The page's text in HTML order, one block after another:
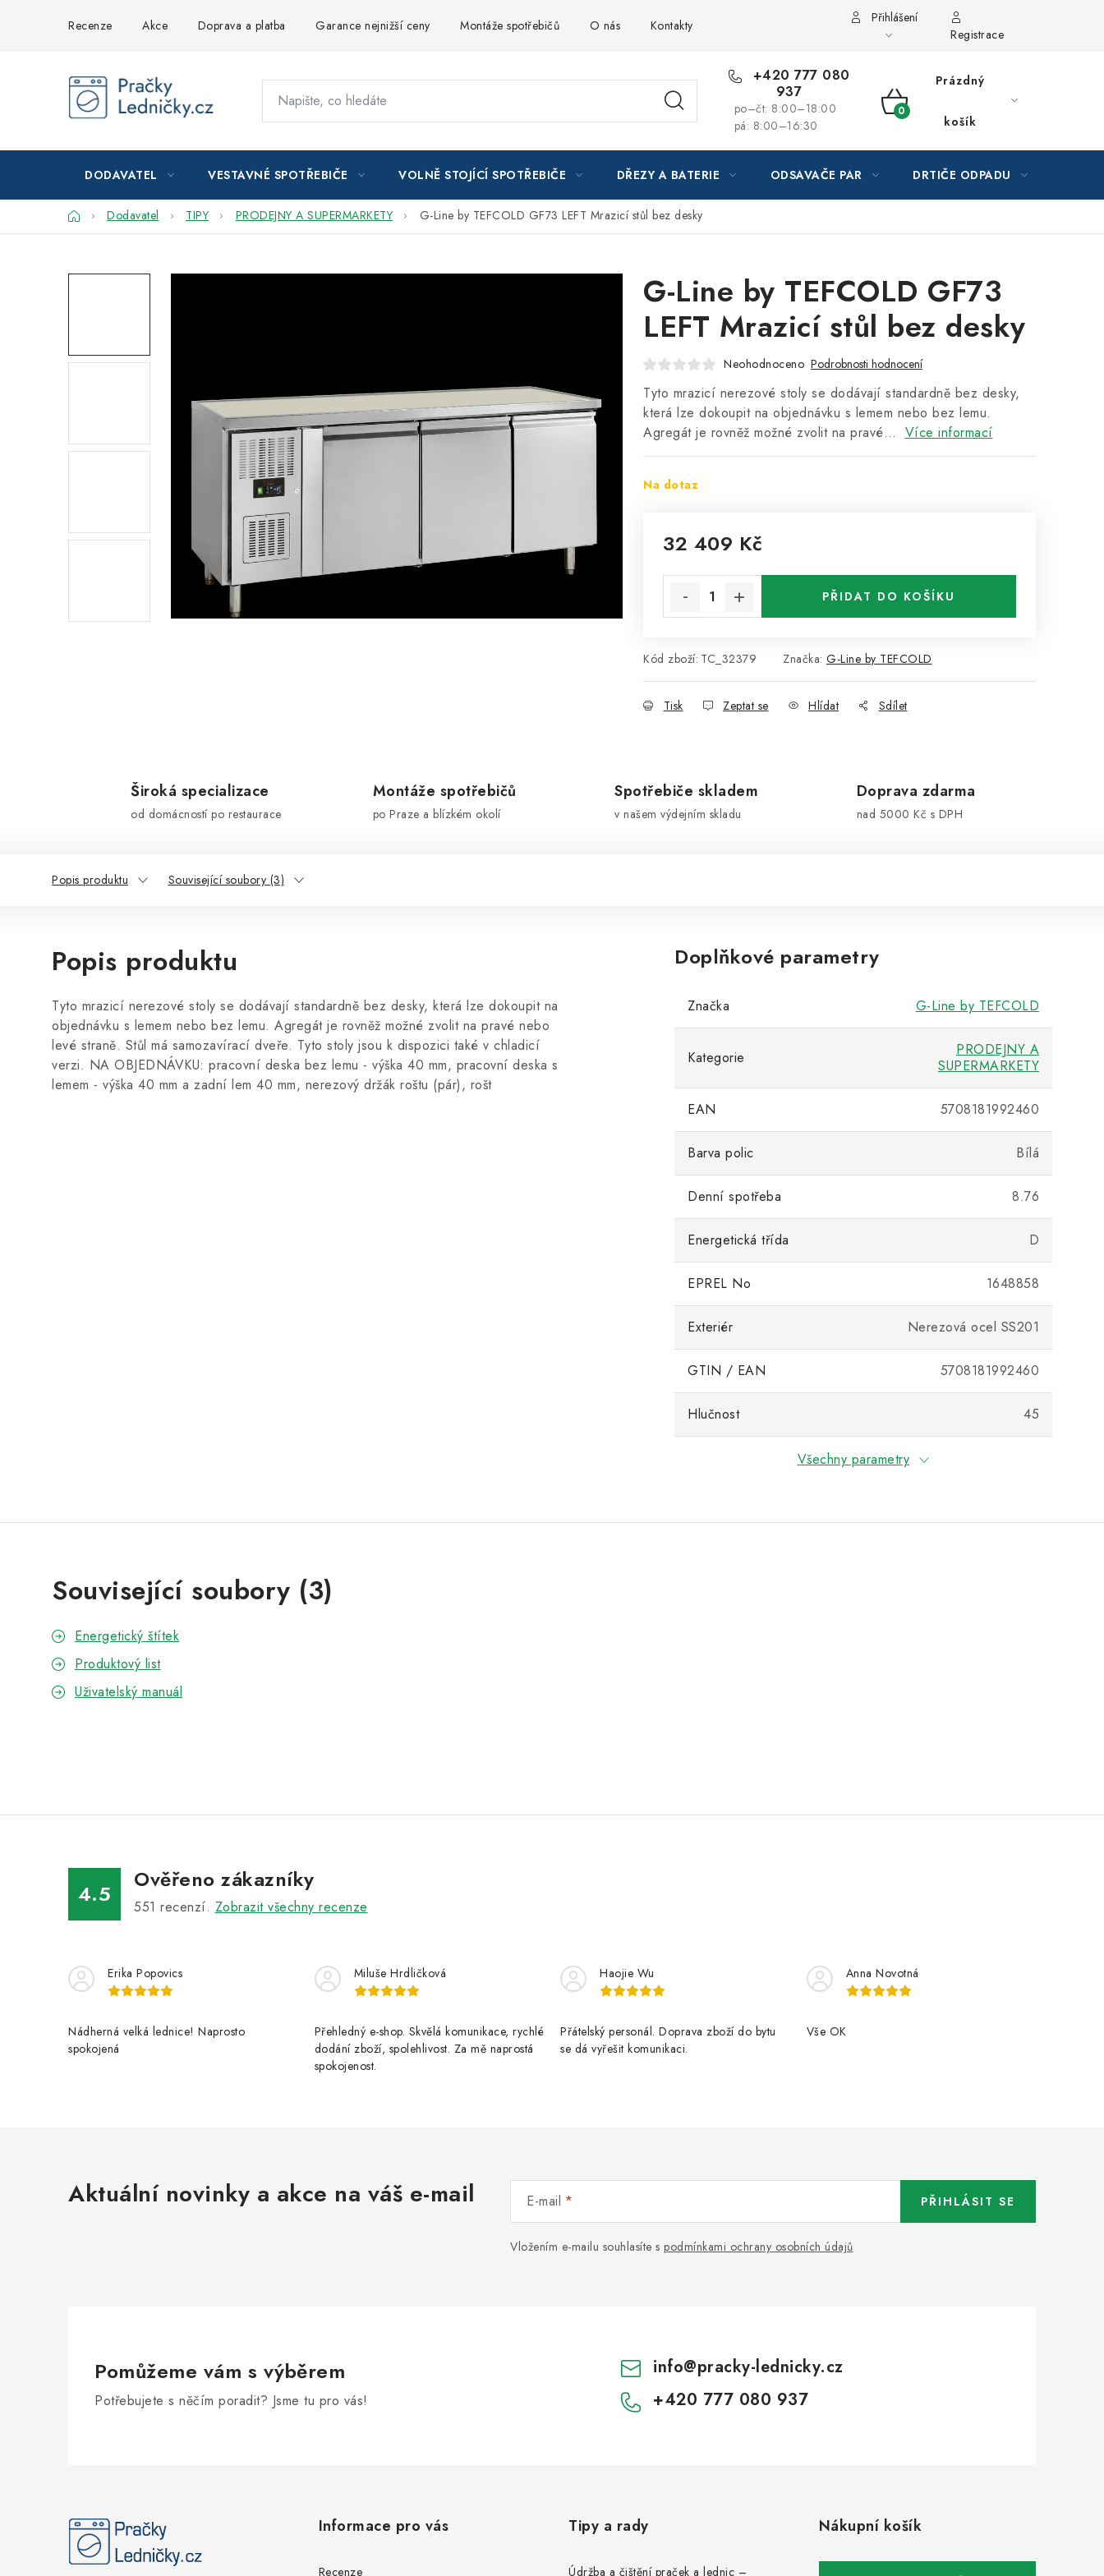
Recenze Akce Doprava a platba Garance nejnižší ceny Montáže spotřebičů O nás Kontakty
Přihlášení
Registrace
+420 777 080
937
po–čt: 8:00–18:00
pá: 8:00–16:30
NÁKUPNÍ
Prázdný
košík
DODAVATEL VESTAVNÉ SPOTŘEBIČE VOLNĚ STOJÍCÍ SPOTŘEBIČE DŘEZY A BATERIE ODSAVAČE PAR DRTIČE ODPADU
DomůDodavatel TIPY PRODEJNY A SUPERMARKETY G-Line by TEFCOLD GF73 LEFT Mrazicí stůl bez desky
G-Line by TEFCOLD GF73
LEFT Mrazicí stůl bez desky
Neohodnoceno Podrobnosti hodnocení
Tyto mrazicí nerezové stoly se dodávají standardně bez desky,
která lze dokoupit na objednávku s lemem nebo bez lemu.
Agregát je rovněž možné zvolit na pravé… Více informací
Na dotaz
32 409 Kč
PŘIDAT DO KOŠÍKU
Kód zboží: TC_32379 Značka: G-Line by TEFCOLD
Tisk Zeptat se Hlídat Sdílet
Široká specializace
od domácností po restaurace
Montáže spotřebičů
po Praze a blízkém okolí
Spotřebiče skladem
v našem výdejním skladu
Doprava zdarma
nad 5000 Kč s DPH
Popis produktu Související soubory (3)
Popis produktu
Tyto mrazicí nerezové stoly se dodávají standardně bez desky, která lze dokoupit na
objednávku s lemem nebo bez lemu. Agregát je rovněž možné zvolit na pravé nebo
levé straně. Stůl má samozavírací dveře. Tyto stoly jsou k dispozici také v chladicí
verzi. NA OBJEDNÁVKU: pracovní deska bez lemu - výška 40 mm, pracovní deska s
lemem - výška 40 mm a zadní lem 40 mm, nerezový držák roštu (pár), rošt
Doplňkové parametry
Značka G-Line by TEFCOLD
Kategorie
PRODEJNY A
SUPERMARKETY
EAN 5708181992460
Barva polic Bílá
Denní spotřeba 8.76
Energetická třída D
EPREL No 1648858
Exteriér Nerezová ocel SS201
GTIN / EAN 5708181992460
Hlučnost 45
Všechny parametry
Související soubory (3)
Energetický štítek
Produktový list
Uživatelský manuál
4.5
Ověřeno zákazníky
551 recenzí. Zobrazit všechny recenze
Erika Popovics
Nádherná velká lednice! Naprosto
spokojená
Miluše Hrdličková
Přehledný e-shop. Skvělá komunikace, rychlé
dodání zboží, spolehlivost. Za mě naprostá
spokojenost.
Haojie Wu
Přátelský personál. Doprava zboží do bytu
se dá vyřešit komunikaci.
Anna Novotná
Vše OK
Aktuální novinky a akce na váš e-mail E-mail
Vložením e-mailu souhlasíte s podmínkami ochrany osobních údajů
PŘIHLÁSIT SE
Pomůžeme vám s výběrem
Potřebujete s něčím poradit? Jsme tu pro vás!
info@pracky-lednicky.cz
+420 777 080 937
Informace pro vás
Recenze
Tipy a rady
Údržba a čištění praček a lednic –
Nákupní košík